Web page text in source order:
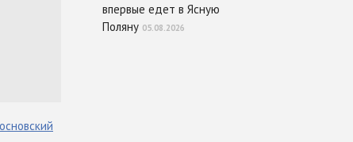
впервые едет в Ясную
Поляну 05.08.2026